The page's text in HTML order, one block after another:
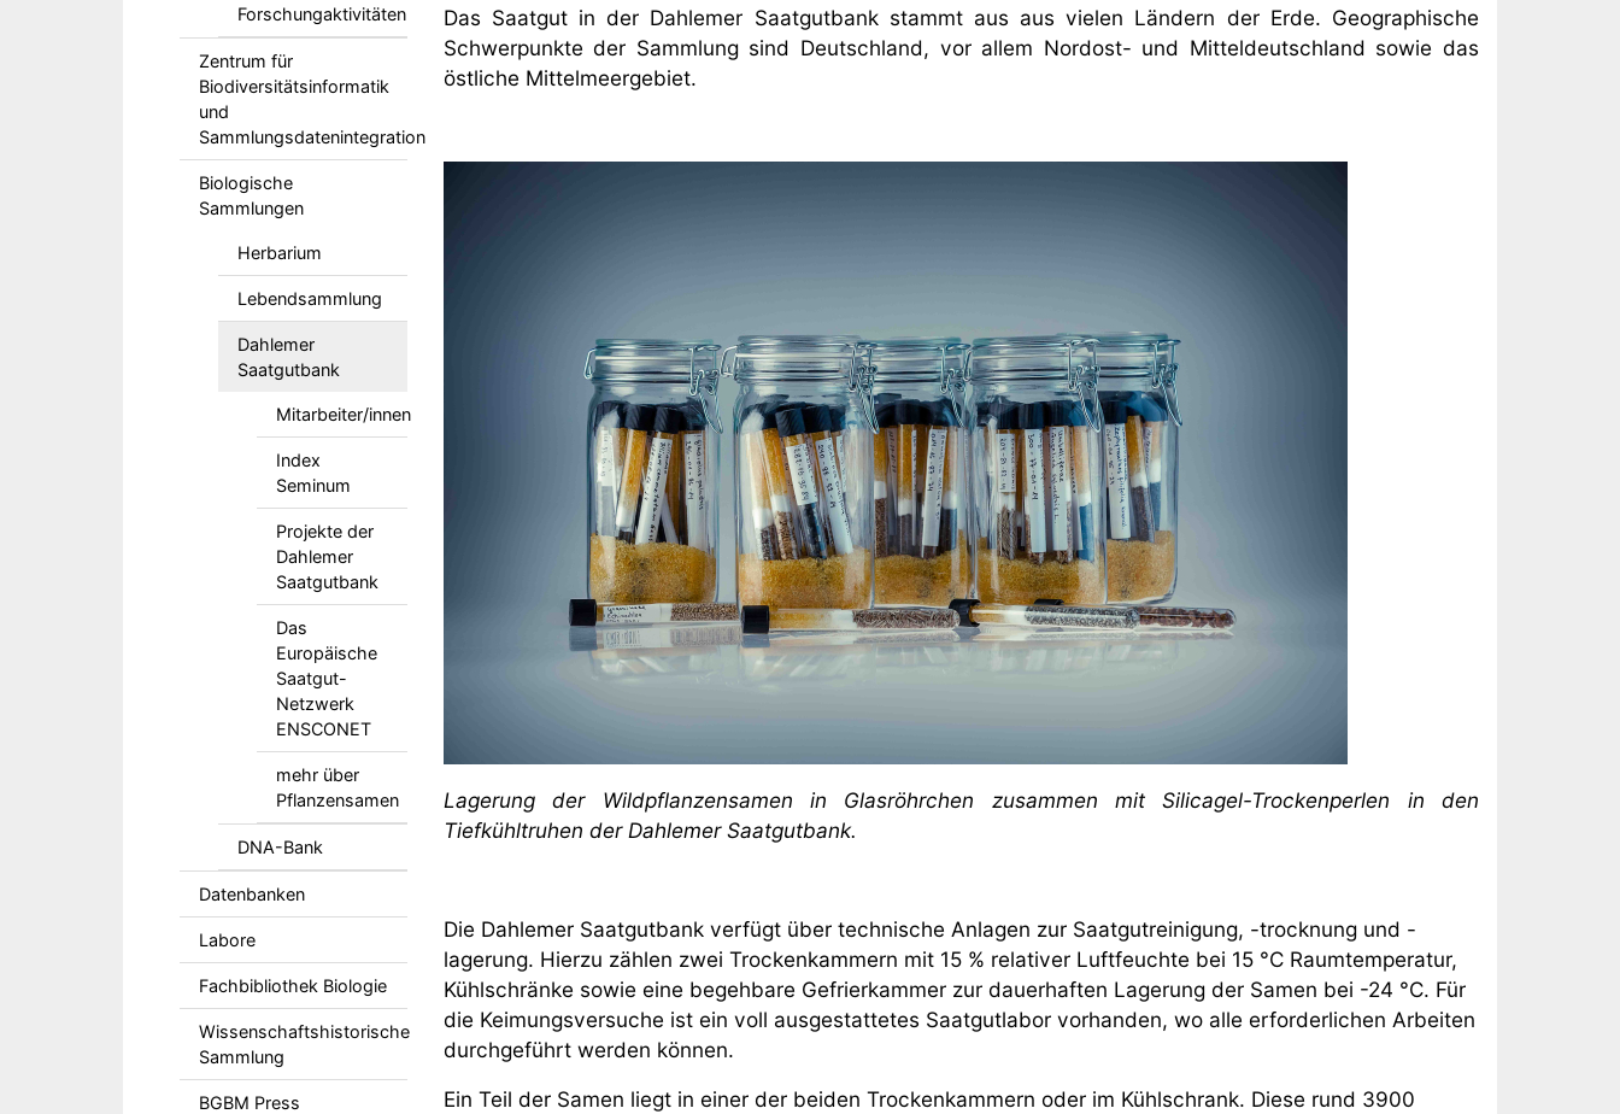
Forschungaktivitäten
Zentrum für
Biodiversitätsinformatik
und
Sammlungsdatenintegration
Biologische
Sammlungen
Herbarium
Lebendsammlung
Dahlemer
Saatgutbank
Mitarbeiter/innen
Index
Seminum
Projekte der
Dahlemer
Saatgutbank
Das
Europäische
Saatgut-
Netzwerk
ENSCONET
mehr über
Pflanzensamen
DNA-Bank
Datenbanken
Labore
Fachbibliothek Biologie
Wissenschaftshistorische
Sammlung
BGBM Press
Das Saatgut in der Dahlemer Saatgutbank stammt aus aus vielen Ländern der Erde. Geographische
Schwerpunkte der Sammlung sind Deutschland, vor allem Nordost- und Mitteldeutschland sowie das
östliche Mittelmeergebiet.
Lagerung der Wildpflanzensamen in Glasröhrchen zusammen mit Silicagel-Trockenperlen in den
Tiefkühltruhen der Dahlemer Saatgutbank.
Die Dahlemer Saatgutbank verfügt über technische Anlagen zur Saatgutreinigung, -trocknung und -
lagerung. Hierzu zählen zwei Trockenkammern mit 15 % relativer Luftfeuchte bei 15 °C Raumtemperatur,
Kühlschränke sowie eine begehbare Gefrierkammer zur dauerhaften Lagerung der Samen bei -24 °C. Für
die Keimungsversuche ist ein voll ausgestattetes Saatgutlabor vorhanden, wo alle erforderlichen Arbeiten
durchgeführt werden können.
Ein Teil der Samen liegt in einer der beiden Trockenkammern oder im Kühlschrank. Diese rund 3900